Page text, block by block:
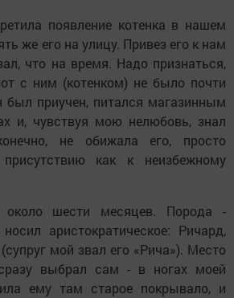
появление котенка в нашем
же его на улицу. Привез его к нам
что на время. Надо признаться,
с ним (котенком) не было почти
был приучен, питался магазинным
и, чувствуя мою нелюбовь, знал
не обижала его, просто
как к неизбежному
шести месяцев. Порода -
аристократическое: Ричард,
мой звал его «Рича»). Место
выбрал сам - в ногах моей
ему там старое покрывало, и